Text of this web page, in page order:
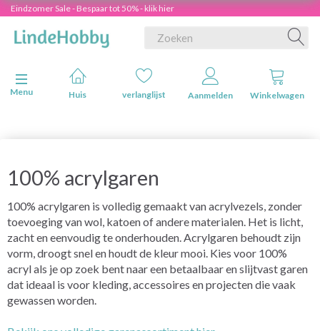
Eindzomer Sale - Bespaar tot 50% - klik hier
Navigatie in-/uitschakelen
Menu
Huis verlanglijst Aanmelden Winkelwagen
100% acrylgaren
100% acrylgaren is volledig gemaakt van acrylvezels, zonder
toevoeging van wol, katoen of andere materialen. Het is licht,
zacht en eenvoudig te onderhouden. Acrylgaren behoudt zijn
vorm, droogt snel en houdt de kleur mooi. Kies voor 100%
acryl als je op zoek bent naar een betaalbaar en slijtvast garen
dat ideaal is voor kleding, accessoires en projecten die vaak
gewassen worden.